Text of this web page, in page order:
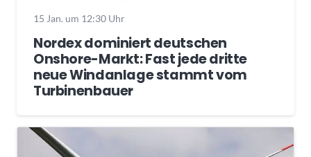
15 Jan. um 12:30 Uhr
Nordex dominiert deutschen
Onshore-Markt: Fast jede dritte
neue Windanlage stammt vom
Turbinenbauer